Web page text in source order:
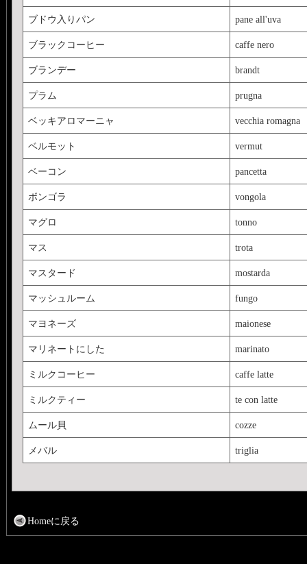
ブドウ入りパン pane all'uva
ブラックコーヒー caffe nero
ブランデー brandt
プラム prugna
ベッキアロマーニャ vecchia romagna
ベルモット vermut
ベーコン pancetta
ボンゴラ vongola
マグロ tonno
マス trota
マスタード mostarda
マッシュルーム fungo
マヨネーズ maionese
マリネートにした marinato
ミルクコーヒー caffe latte
ミルクティー te con latte
ムール貝 cozze
メバル triglia
Homeに戻る